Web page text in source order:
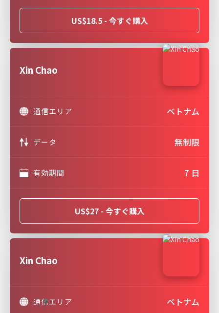
US$18.5 - 今すぐ購入
Xin Chao
通信エリア ベトナム
データ 無制限
有効期間 7 日
US$27 - 今すぐ購入
Xin Chao
通信エリア ベトナム